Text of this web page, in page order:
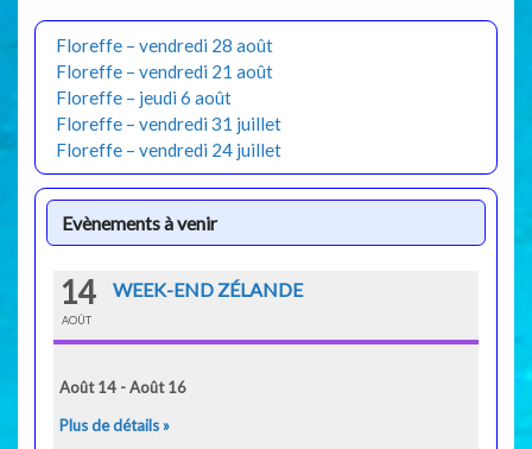
Floreffe – vendredi 28 août
Floreffe – vendredi 21 août
Floreffe – jeudi 6 août
Floreffe – vendredi 31 juillet
Floreffe – vendredi 24 juillet
Evènements à venir
14
AOÛT
WEEK-END ZÉLANDE
Août 14 - Août 16
Plus de détails »